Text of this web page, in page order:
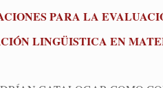
PARA LA
LINGÜISTICA EN